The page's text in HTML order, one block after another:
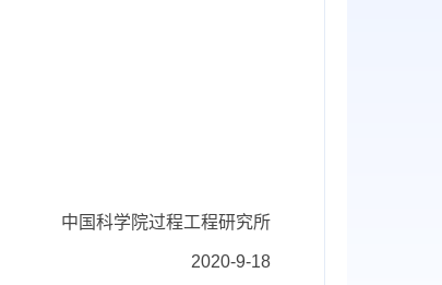
中国科学院过程工程研究所
2020-9-18